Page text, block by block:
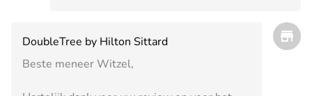
DoubleTree by Hilton Sittard
Beste meneer Witzel,